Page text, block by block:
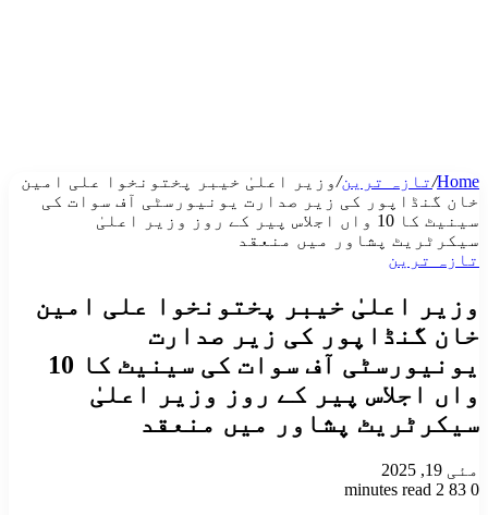
Home
/تازہ ترین/وزیر اعلیٰ خیبر پختونخوا علی امین
خان گنڈاپور کی زیر صدارت یونیورسٹی آف سوات کی
سینیٹ کا 10 واں اجلاس پیر کے روز وزیر اعلیٰ
سیکرٹریٹ پشاور میں منعقد
تازہ ترین
وزیر اعلیٰ خیبر پختونخوا علی امین
خان گنڈاپور کی زیر صدارت
یونیورسٹی آف سوات کی سینیٹ کا 10
واں اجلاس پیر کے روز وزیر اعلیٰ
سیکرٹریٹ پشاور میں منعقد
مئی 19, 2025
0
2 minutes read